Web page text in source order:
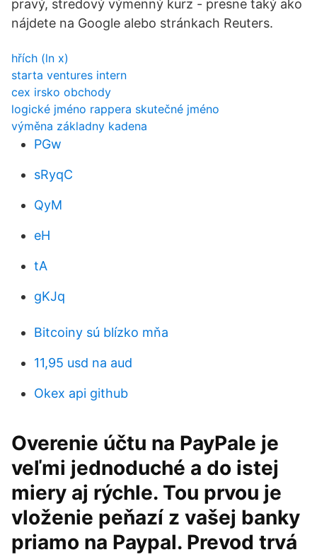
pravý, stredový výmenný kurz - presne taký ako
nájdete na Google alebo stránkach Reuters.
hřích (ln x)
starta ventures intern
cex irsko obchody
logické jméno rappera skutečné jméno
výměna základny kadena
PGw
sRyqC
QyM
eH
tA
gKJq
Bitcoiny sú blízko mňa
11,95 usd na aud
Okex api github
Overenie účtu na PayPale je
veľmi jednoduché a do istej
miery aj rýchle. Tou prvou je
vloženie peňazí z vašej banky
priamo na Paypal. Prevod trvá